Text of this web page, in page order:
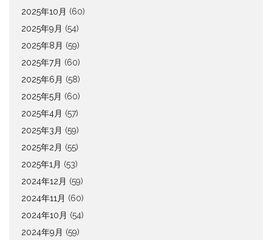
2025年10月 (60)
2025年9月 (54)
2025年8月 (59)
2025年7月 (60)
2025年6月 (58)
2025年5月 (60)
2025年4月 (57)
2025年3月 (59)
2025年2月 (55)
2025年1月 (53)
2024年12月 (59)
2024年11月 (60)
2024年10月 (54)
2024年9月 (59)